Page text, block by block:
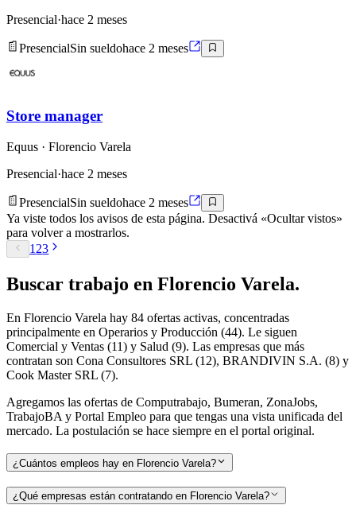
Presencial·hace 2 meses
PresencialSin sueldohace 2 meses
Store manager
Equus · Florencio Varela
Presencial·hace 2 meses
PresencialSin sueldohace 2 meses
Ya viste todos los avisos de esta página. Desactivá «Ocultar vistos»
para volver a mostrarlos.
1 23
Buscar trabajo en Florencio Varela.
En Florencio Varela hay 84 ofertas activas, concentradas
principalmente en Operarios y Producción (44). Le siguen
Comercial y Ventas (11) y Salud (9). Las empresas que más
contratan son Cona Consultores SRL (12), BRANDIVIN S.A. (8) y
Cook Master SRL (7).
Agregamos las ofertas de Computrabajo, Bumeran, ZonaJobs,
TrabajoBA y Portal Empleo para que tengas una vista unificada del
mercado. La postulación se hace siempre en el portal original.
¿Cuántos empleos hay en Florencio Varela?
¿Qué empresas están contratando en Florencio Varela?